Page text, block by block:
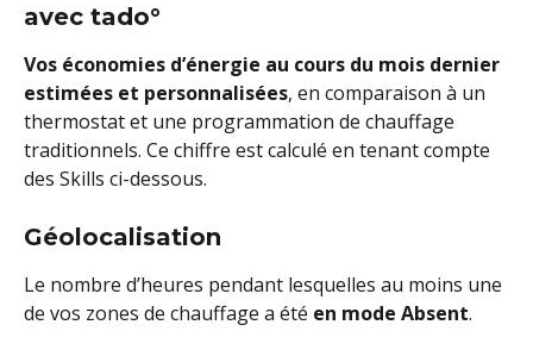
avec tado°
Vos économies d’énergie au cours du mois dernier
estimées et personnalisées, en comparaison à un
thermostat et une programmation de chauffage
traditionnels. Ce chiffre est calculé en tenant compte
des Skills ci-dessous.
Géolocalisation
Le nombre d’heures pendant lesquelles au moins une
de vos zones de chauffage a été en mode Absent.